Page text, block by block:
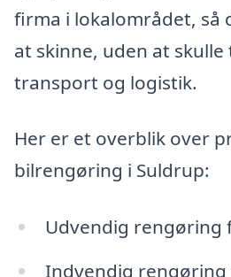
firma i lokalområdet, så
at skinne, uden at
transport og logistik.
Her er et overblik over
bilrengøring i Suldrup:
Udvendig rengøring
Indvendig rengøring